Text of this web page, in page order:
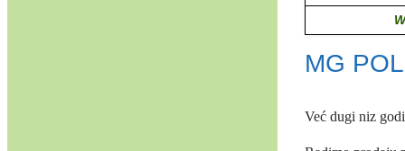
MG
Već dugi niz